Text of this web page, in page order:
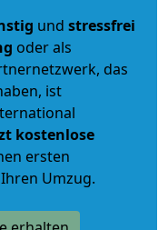
und stressfrei
oder als
das
ist
kostenlose
ersten
Umzug.